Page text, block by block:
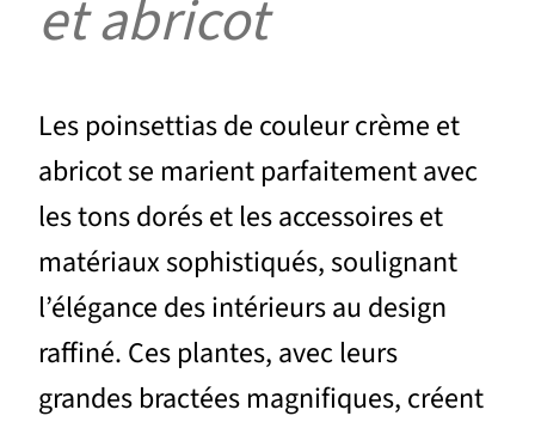
et abricot
Les poinsettias de couleur crème et
abricot se marient parfaitement avec
les tons dorés et les accessoires et
matériaux sophistiqués, soulignant
l’élégance des intérieurs au design
raffiné. Ces plantes, avec leurs
grandes bractées magnifiques, créent